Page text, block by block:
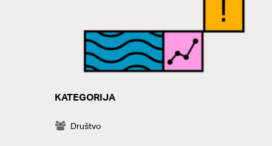
KATEGORIJA
Društvo